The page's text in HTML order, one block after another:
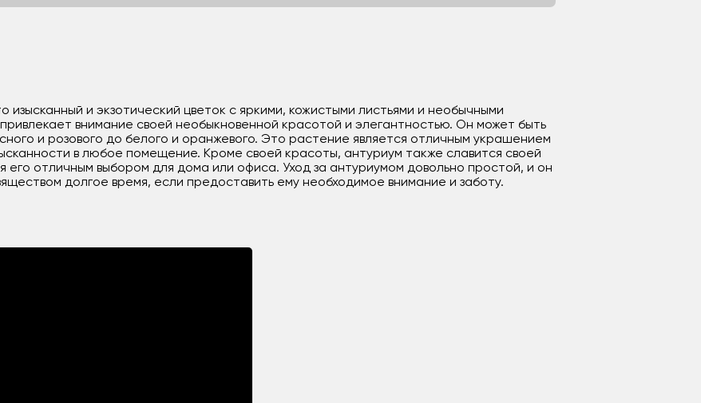
и экзотический цветок с яркими, кожистыми листьями и необычными
внимание своей необыкновенной красотой и элегантностью. Он может быть
и розового до белого и оранжевого. Это растение является отличным украшением
в любое помещение. Кроме своей красоты, антуриум также славится своей
его отличным выбором для дома или офиса. Уход за антуриумом довольно простой, и он
долгое время, если предоставить ему необходимое внимание и заботу.